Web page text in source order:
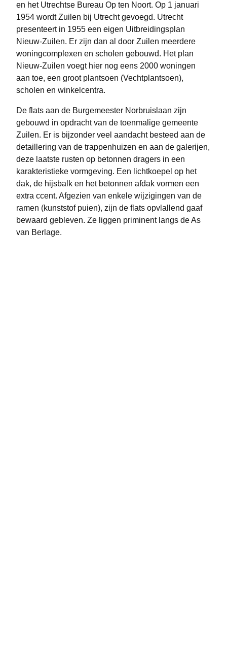
en het Utrechtse Bureau Op ten Noort. Op 1 januari
1954 wordt Zuilen bij Utrecht gevoegd. Utrecht
presenteert in 1955 een eigen Uitbreidingsplan
Nieuw-Zuilen. Er zijn dan al door Zuilen meerdere
woningcomplexen en scholen gebouwd. Het plan
Nieuw-Zuilen voegt hier nog eens 2000 woningen
aan toe, een groot plantsoen (Vechtplantsoen),
scholen en winkelcentra.
De flats aan de Burgemeester Norbruislaan zijn
gebouwd in opdracht van de toenmalige gemeente
Zuilen. Er is bijzonder veel aandacht besteed aan de
detaillering van de trappenhuizen en aan de galerijen,
deze laatste rusten op betonnen dragers in een
karakteristieke vormgeving. Een lichtkoepel op het
dak, de hijsbalk en het betonnen afdak vormen een
extra ccent. Afgezien van enkele wijzigingen van de
ramen (kunststof puien), zijn de flats opvlallend gaaf
bewaard gebleven. Ze liggen priminent langs de As
van Berlage.